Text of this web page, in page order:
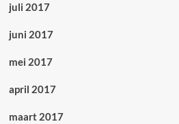
juli 2017
juni 2017
mei 2017
april 2017
maart 2017